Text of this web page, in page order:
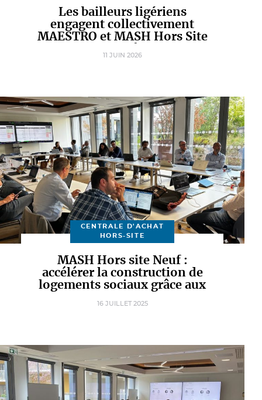
Les bailleurs ligériens
engagent collectivement
MAESTRO et MASH Hors Site
11 JUIN 2026
CENTRALE D'ACHAT
HORS-SITE
MASH Hors site Neuf :
accélérer la construction de
logements sociaux grâce aux
16 JUILLET 2025